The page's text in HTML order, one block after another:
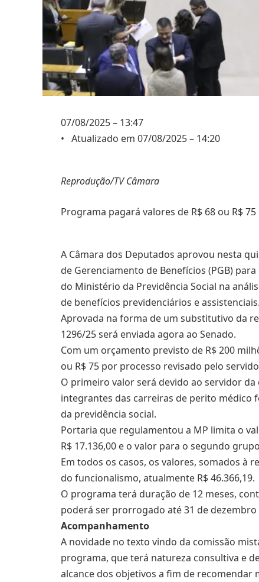
07/08/2025 – 13:47
• Atualizado em 07/08/2025 – 14:20
Reprodução/TV Câmara
Programa pagará valores de R$ 68 ou R$
A Câmara dos Deputados aprovou nesta
de Gerenciamento de Benefícios (PGB)
do Ministério da Previdência Social na
de benefícios previdenciários e assistenciais.
Aprovada na forma de um substitutivo da
1296/25 será enviada agora ao Senado.
Com um orçamento previsto de R$ 200
ou R$ 75 por processo revisado pelo
O primeiro valor será devido ao servidor
integrantes das carreiras de perito médico
da previdência social.
Portaria que regulamentou a MP limita o
R$ 17.136,00 e o valor para o segundo
Em todos os casos, os valores, somados à
do funcionalismo, atualmente R$ 46.366,19.
O programa terá duração de 12 meses,
poderá ser prorrogado até 31 de dezembro
Acompanhamento
A novidade no texto vindo da comissão
programa, que terá natureza consultiva e
alcance dos objetivos a fim de recomendar